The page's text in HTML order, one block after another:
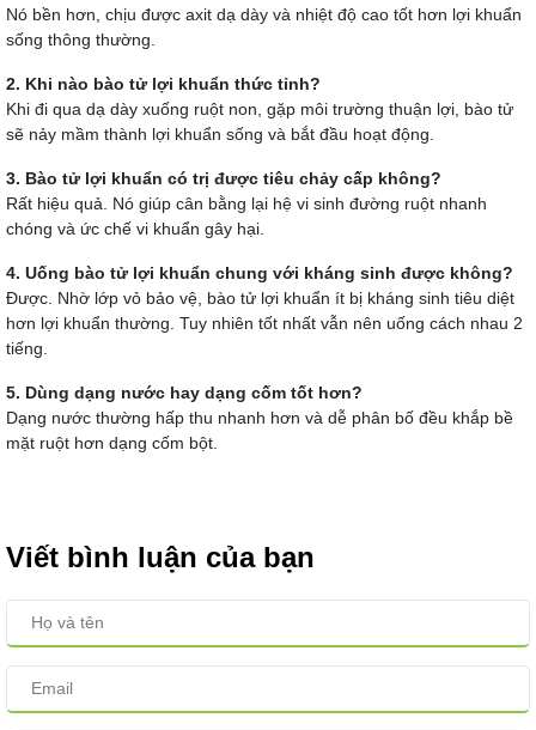
Nó bền hơn, chịu được axit dạ dày và nhiệt độ cao tốt hơn lợi khuẩn
sống thông thường.
2. Khi nào bào tử lợi khuẩn thức tỉnh?
Khi đi qua dạ dày xuống ruột non, gặp môi trường thuận lợi, bào tử
sẽ nảy mầm thành lợi khuẩn sống và bắt đầu hoạt động.
3. Bào tử lợi khuẩn có trị được tiêu chảy cấp không?
Rất hiệu quả. Nó giúp cân bằng lại hệ vi sinh đường ruột nhanh
chóng và ức chế vi khuẩn gây hại.
4. Uống bào tử lợi khuẩn chung với kháng sinh được không?
Được. Nhờ lớp vỏ bảo vệ, bào tử lợi khuẩn ít bị kháng sinh tiêu diệt
hơn lợi khuẩn thường. Tuy nhiên tốt nhất vẫn nên uống cách nhau 2
tiếng.
5. Dùng dạng nước hay dạng cốm tốt hơn?
Dạng nước thường hấp thu nhanh hơn và dễ phân bố đều khắp bề
mặt ruột hơn dạng cốm bột.
Viết bình luận của bạn